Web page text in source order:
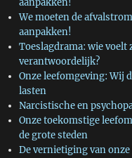
aanpakken!
We moeten de
aanpakken!
Toeslagdrama: wie voelt
verantwoordelijk?
Onze leefomgeving: Wij
lasten
Narcistische en
Onze toekomstige
de grote steden
De vernietiging van